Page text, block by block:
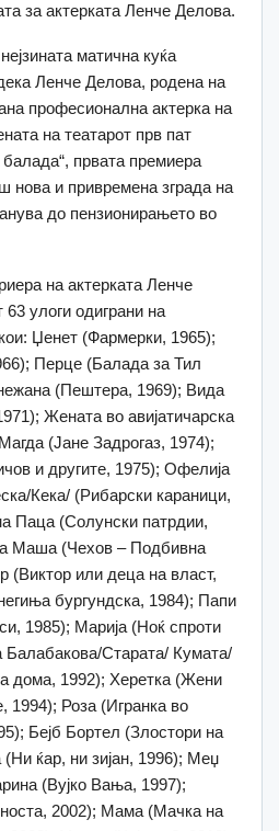
за актерката Ленче Делова.
матична куќа
Ленче Делова, родена на
професионална актерка на
на театарот прв пат
првата премиера
нова и привремена зграда на
до пензионирањето во
на актерката Ленче
63 улоги одиграни на
Џенет (Фармерки, 1965);
Перце (Балада за Тил
(Пештера, 1969); Вида
Жената во авијатичарска
(Јане Задрогаз, 1974);
и другите, 1975); Офелија
Кека/ (Рибарски караници,
Паца (Солунски патрдии,
Маша (Чехов – Подбивна
(Виктор или деца на власт,
бургундска, 1984); Папи
1985); Марија (Ноќ спроти
Балабакова/Старата/ Кумата/
дома, 1992); Херетка (Жени
1994); Роза (Игранка во
Бејб Бортел (Злостори на
(Ни ќар, ни зијан, 1996); Меџ
(Вујко Вања, 1997);
2002); Мама (Мачка на